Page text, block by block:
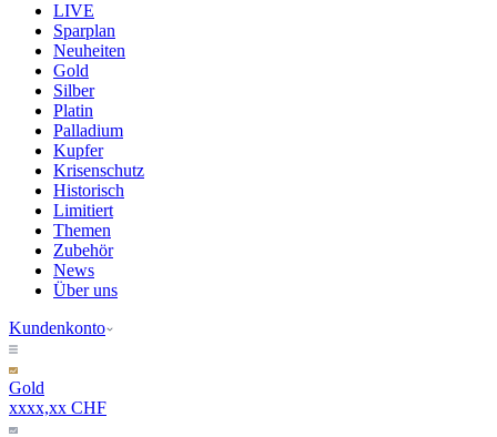
LIVE
Sparplan
Neuheiten
Gold
Silber
Platin
Palladium
Kupfer
Krisenschutz
Historisch
Limitiert
Themen
Zubehör
News
Über uns
Kundenkonto
Gold
xxxx,xx CHF